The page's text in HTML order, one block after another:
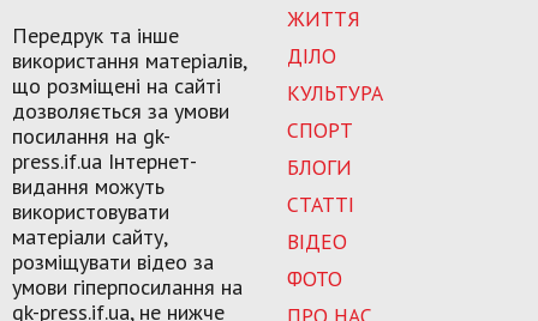
ЖИТТЯ
ДІЛО
КУЛЬТУРА
СПОРТ
БЛОГИ
СТАТТІ
ВІДЕО
ФОТО
Передрук та інше
використання матеріалів,
що розміщені на сайті
дозволяється за умови
посилання на gk-
press.if.ua Інтернет-
видання можуть
використовувати
матеріали сайту,
розміщувати відео за
умови гіперпосилання на
gk-press.if.ua, не нижче